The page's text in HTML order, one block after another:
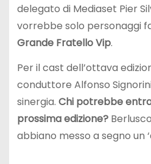
delegato di Mediaset Pier
vorrebbe solo personaggi
Grande Fratello Vip.
Per il cast dell’ottava
conduttore Alfonso
sinergia. Chi potrebbe
prossima edizione?
abbiano messo a segno un